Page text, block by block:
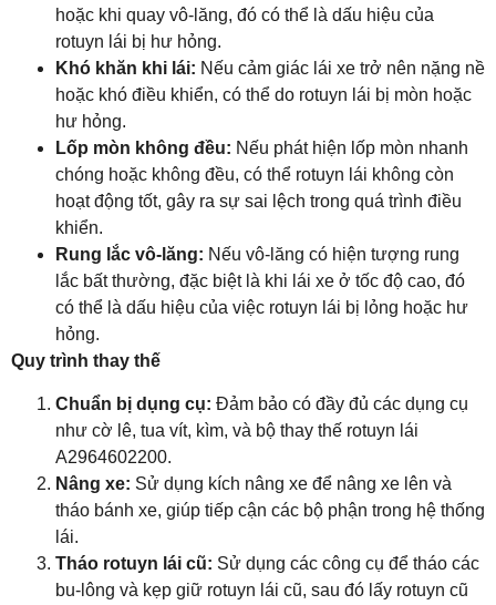
hoặc khi quay vô-lăng, đó có thể là dấu hiệu của
rotuyn lái bị hư hỏng.
Khó khăn khi lái: Nếu cảm giác lái xe trở nên nặng nề
hoặc khó điều khiển, có thể do rotuyn lái bị mòn hoặc
hư hỏng.
Lốp mòn không đều: Nếu phát hiện lốp mòn nhanh
chóng hoặc không đều, có thể rotuyn lái không còn
hoạt động tốt, gây ra sự sai lệch trong quá trình điều
khiển.
Rung lắc vô-lăng: Nếu vô-lăng có hiện tượng rung
lắc bất thường, đặc biệt là khi lái xe ở tốc độ cao, đó
có thể là dấu hiệu của việc rotuyn lái bị lỏng hoặc hư
hỏng.
Quy trình thay thế
Chuẩn bị dụng cụ: Đảm bảo có đầy đủ các dụng cụ
như cờ lê, tua vít, kìm, và bộ thay thế rotuyn lái
A2964602200.
Nâng xe: Sử dụng kích nâng xe để nâng xe lên và
tháo bánh xe, giúp tiếp cận các bộ phận trong hệ thống
lái.
Tháo rotuyn lái cũ: Sử dụng các công cụ để tháo các
bu-lông và kẹp giữ rotuyn lái cũ, sau đó lấy rotuyn cũ